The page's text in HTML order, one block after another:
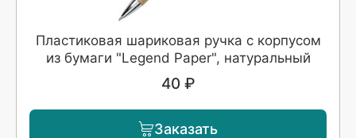
Пластиковая шариковая ручка с корпусом
из бумаги "Legend Paper", натуральный
40 ₽
Заказать